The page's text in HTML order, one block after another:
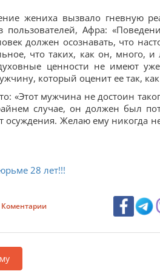
жениха вызвало гневную
Афра:
должен осознавать, что
что таких, как он, много,
ценности не имеют
который оценит ее так, как
«Этот мужчина не достоин
случае, он должен был
осуждения. Желаю ему никогда
28 лет!!!
Коментарии